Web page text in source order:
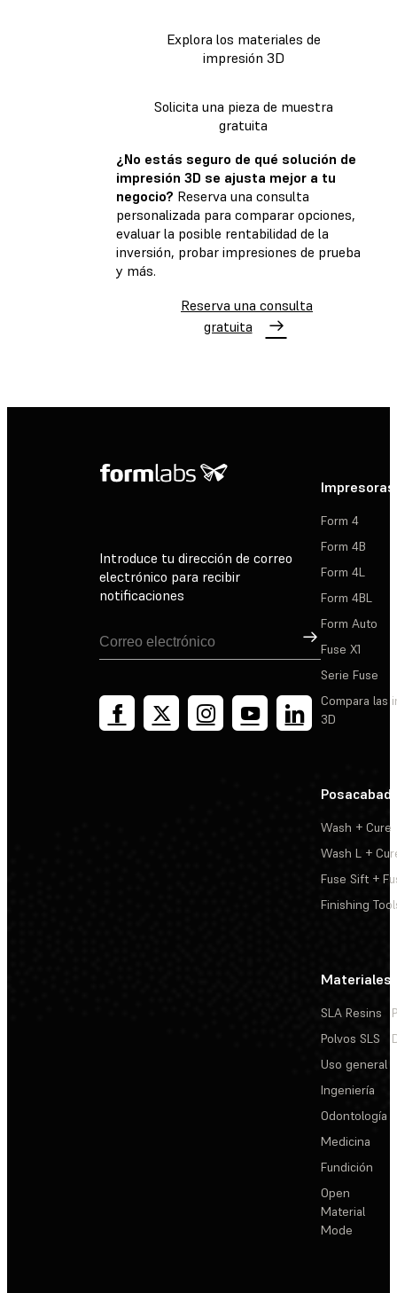
Explora los materiales de
impresión 3D
Solicita una pieza de muestra
gratuita
¿No estás seguro de qué solución de
impresión 3D se ajusta mejor a tu
negocio? Reserva una consulta
personalizada para comparar opciones,
evaluar la posible rentabilidad de la
inversión, probar impresiones de prueba
y más.
Reserva una consulta
gratuita
Introduce tu dirección de correo
electrónico para recibir
notificaciones
Suscribirse
Impresoras
Form 4
Form 4B
Form 4L
Form 4BL
Form Auto
Fuse X1
Serie Fuse
Compara las
3D
Wash + Cure
Wash L +
Fuse Sift +
Finishing
Materiales
SLA Resins
Polvos SLS
Uso general
Ingeniería
Odontología
Medicina
Fundición
Open
Material
Mode